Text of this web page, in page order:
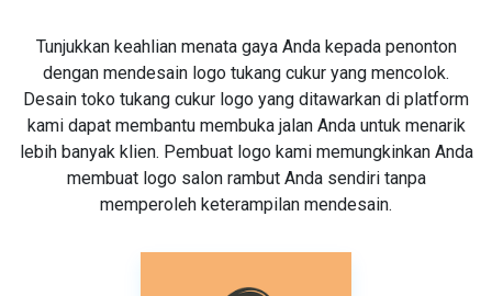
Tunjukkan keahlian menata gaya Anda kepada penonton
dengan mendesain logo tukang cukur yang mencolok.
Desain toko tukang cukur logo yang ditawarkan di platform
kami dapat membantu membuka jalan Anda untuk menarik
lebih banyak klien. Pembuat logo kami memungkinkan Anda
membuat logo salon rambut Anda sendiri tanpa
memperoleh keterampilan mendesain.